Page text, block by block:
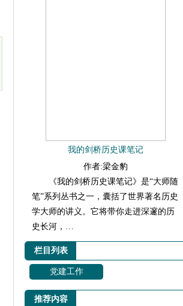
我的剑桥历史课笔记
作者:梁金豹
《我的剑桥历史课笔记》是“大师随
笔”系列丛书之一，囊括了世界著名历史
学大师的讲义。它将带你走进深邃的历
史长河，…
栏目列表
党建工作
推荐内容